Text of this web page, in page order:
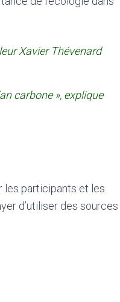
Xavier Thévenard
carbone », explique
les participants et les
d’utiliser des sources